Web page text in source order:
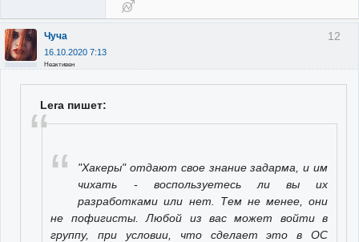
12
Чуча
16.10.2020 7:13
Неактивен
Lera пишет:
"Хакеры" отдают свое знание задарма, и им
чихать - воспользуетесь ли вы их
разработками или нет. Тем не менее, они
не пофигисты. Любой из вас может войти в
группу, при условии, что сделает это в ОС